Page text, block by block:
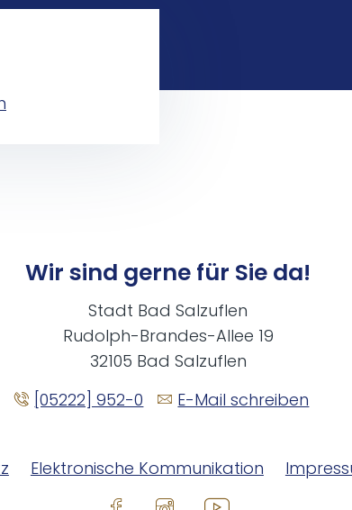
Wir sind gerne für Sie da!
Stadt Bad Salzuflen
Rudolph-Brandes-Allee 19
32105 Bad Salzuflen
[05222] 952-0
E-Mail schreiben
Elektronische Kommunikation